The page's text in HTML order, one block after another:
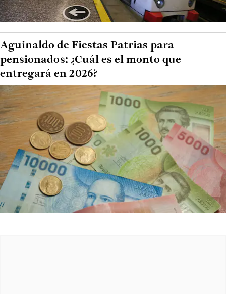
Aguinaldo de Fiestas Patrias para
pensionados: ¿Cuál es el monto que
entregará en 2026?